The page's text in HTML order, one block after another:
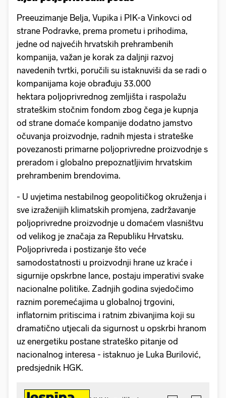
Preeuzimanje Belja, Vupika i PIK-a Vinkovci od
strane Podravke, prema prometu i prihodima,
jedne od najvećih hrvatskih prehrambenih
kompanija, važan je korak za daljnji razvoj
navedenih tvrtki, poručili su istaknuviši da se radi o
kompanijama koje obrađuju 33.000
hektara poljoprivrednog zemljišta i raspolažu
strateškim stočnim fondom zbog čega je kupnja
od strane domaće kompanije dodatno jamstvo
očuvanja proizvodnje, radnih mjesta i strateške
povezanosti primarne poljoprivredne proizvodnje s
preradom i globalno prepoznatljivim hrvatskim
prehrambenim brendovima.
- U uvjetima nestabilnog geopolitičkog okruženja i
sve izraženijih klimatskih promjena, zadržavanje
poljoprivredne proizvodnje u domaćem vlasništvu
od velikog je značaja za Republiku Hrvatsku.
Poljoprivreda i postizanje što veće
samodostatnosti u proizvodnji hrane uz kraće i
sigurnije opskrbne lance, postaju imperativi svake
nacionalne politike. Zadnjih godina svjedočimo
raznim poremećajima u globalnoj trgovini,
inflatornim pritiscima i ratnim zbivanjima koji su
dramatično utjecali da sigurnost u opskrbi hranom
uz energetiku postane strateško pitanje od
nacionalnog interesa - istaknuo je Luka Burilović,
predsjednik HGK.